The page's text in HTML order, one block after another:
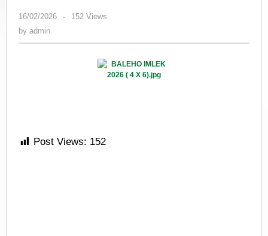
16/02/2026
by
-
152 Views
by admin
Post Views: 152